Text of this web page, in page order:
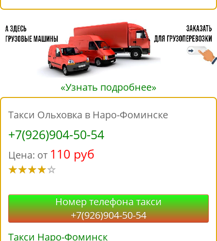
«Узнать подробнее»
Такси Ольховка в Наро-Фоминске
+7(926)904-50-54
Цена: от 110 руб
Номер телефона такси
+7(926)904-50-54
Такси Наро-Фоминск